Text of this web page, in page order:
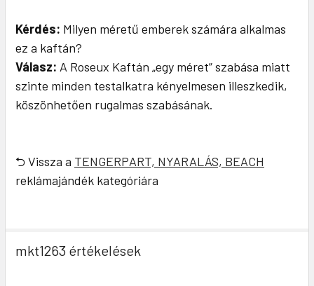
Kérdés: Milyen méretű emberek számára alkalmas
ez a kaftán?
Válasz: A Roseux Kaftán „egy méret” szabása miatt
szinte minden testalkatra kényelmesen illeszkedik,
köszönhetően rugalmas szabásának.
⮌ Vissza a TENGERPART, NYARALÁS, BEACH
reklámajándék kategóriára
mkt1263 értékelések